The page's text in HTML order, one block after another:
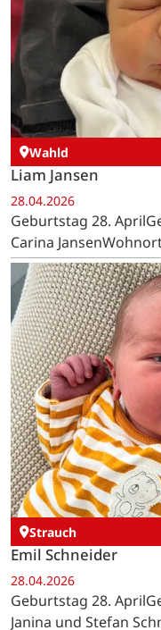
Wahld
Liam Jansen
28.04.2026
Geburtstag 28.
Carina
Strauch
Emil Schneider
28.04.2026
Geburtstag 28.
Janina und Stefan